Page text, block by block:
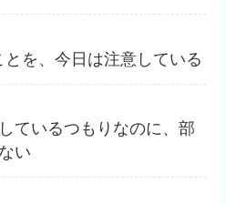
を、今日は注意している
ているつもりなのに、部
い